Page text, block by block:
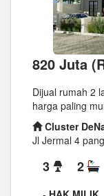
820 Juta
Dijual rumah 2
harga paling
Cluster
Jl Jermal 4
3 2